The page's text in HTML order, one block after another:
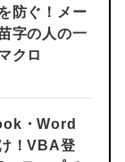
防ぐ！メー
字の人の一
クロ
・Word
！VBA登